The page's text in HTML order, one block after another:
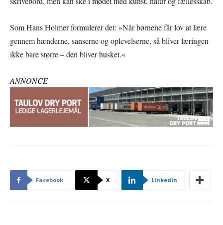
Som Hans Holmer formulerer det: »Når børnene får lov at lære
gennem hænderne, sanserne og oplevelserne, så bliver læringen
ikke bare større – den bliver husket.«
ANNONCE
Facebook X Linkedin